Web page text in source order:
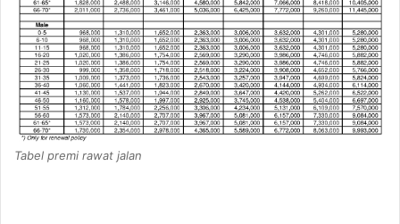
Tabel premi rawat jalan